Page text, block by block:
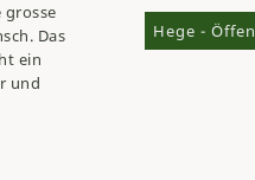
Das
ein
und
Hege -